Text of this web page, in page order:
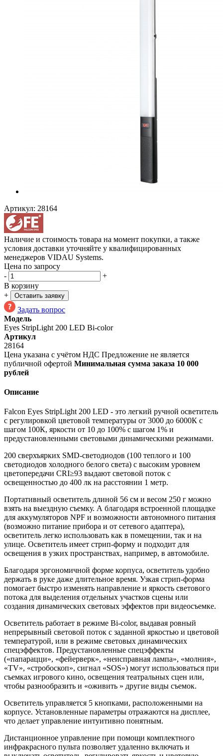
Артикул: 28164
Наличие и стоимость товара на момент покупки, а также
условия доставки уточняйте у квалифицированных
менеджеров VIDAU Systems.
Цена по запросу
-
+
В корзину
+
Оставить заявку
Задать вопрос
Модель
Eyes StripLight 200 LED Bi-color
Артикул
28164
Цена указана с учётом НДС Предложение не является
публичной офертой Минимальная сумма заказа 10 000
рублей
Описание
Falcon Eyes StripLight 200 LED - это легкий ручной осветитель
с регулировкой цветовой температуры от 3000 до 6000К с
шагом 100К, яркости от 10 до 100% с шагом 1% и
предустановленными световыми динамическими режимами.
200 сверхъярких SMD-светодиодов (100 теплого и 100
светодиодов холодного белого света) с высоким уровнем
цветопередачи CRI≥93 выдают световой поток с
освещенностью до 400 лк на расстоянии 1 метр.
Портативный осветитель длиной 56 см и весом 250 г можно
взять на выездную съемку. А благодаря встроенной площадке
для аккумуляторов NPF и возможности автономного питания
(возможно питание прибора и от сетевого адаптера),
осветитель легко использовать как в помещении, так и на
улице. Осветитель имеет стрип-форму и подходит для
освещения в узких пространствах, например, в автомобиле.
Благодаря эргономичной форме корпуса, осветитель удобно
держать в руке даже длительное время. Узкая стрип-форма
помогает быстро изменять направление и яркость светового
потока для выделения отдельных участков сцены или
создания динамических световых эффектов при видеосъемке.
Осветитель работает в режиме Bi-color, выдавая ровный
непрерывный световой поток с заданной яркостью и цветовой
температурой, или в режиме световых динамических
спецэффектов. Предустановленные спецэффекты
(«папарацци», «фейерверк», «неисправная лампа», «молния»,
«TV», «стробоскоп», сигнал «SOS») могут использоваться при
съемках игрового кино, освещения театральных сцен или,
чтобы разнообразить и «оживить » другие виды съемок.
Осветитель управляется 5 кнопками, расположенными на
корпусе. Установленные параметры отражаются на дисплее,
что делает управление интуитивно понятным.
Дистанционное управление при помощи комплектного
инфракрасного пульта позволяет удаленно включать и